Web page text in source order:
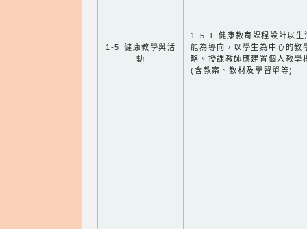
1-5 健康教學與活
動
1-5-1 健康教育課程設計以生
能為導向，以學生為中心的教
略。授課教師應建置個人教學
(含教案、教材及學習單等)